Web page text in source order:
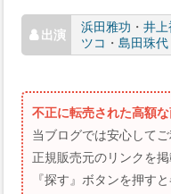
浜田雅功 ・ 井上
ツコ ・ 島田珠代
不正に転売された高額
当ブログでは安心して
正規販売元のリンクを掲
『探す』ボタンを押す